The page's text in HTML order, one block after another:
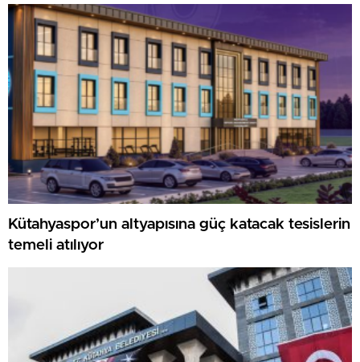
Kütahyaspor’un altyapısına güç katacak tesislerin
temeli atılıyor